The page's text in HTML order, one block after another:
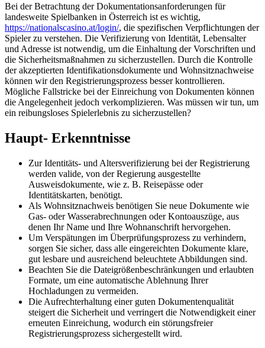
Bei der Betrachtung der Dokumentationsanforderungen für
landesweite Spielbanken in Österreich ist es wichtig,
https://nationalscasino.at/login/, die spezifischen Verpflichtungen der
Spieler zu verstehen. Die Verifizierung von Identität, Lebensalter
und Adresse ist notwendig, um die Einhaltung der Vorschriften und
die Sicherheitsmaßnahmen zu sicherzustellen. Durch die Kontrolle
der akzeptierten Identifikationsdokumente und Wohnsitznachweise
können wir den Registrierungsprozess besser kontrollieren.
Mögliche Fallstricke bei der Einreichung von Dokumenten können
die Angelegenheit jedoch verkomplizieren. Was müssen wir tun, um
ein reibungsloses Spielerlebnis zu sicherzustellen?
Haupt- Erkenntnisse
Zur Identitäts- und Altersverifizierung bei der Registrierung
werden valide, von der Regierung ausgestellte
Ausweisdokumente, wie z. B. Reisepässe oder
Identitätskarten, benötigt.
Als Wohnsitznachweis benötigen Sie neue Dokumente wie
Gas- oder Wasserabrechnungen oder Kontoauszüge, aus
denen Ihr Name und Ihre Wohnanschrift hervorgehen.
Um Verspätungen im Überprüfungsprozess zu verhindern,
sorgen Sie sicher, dass alle eingereichten Dokumente klare,
gut lesbare und ausreichend beleuchtete Abbildungen sind.
Beachten Sie die Dateigrößenbeschränkungen und erlaubten
Formate, um eine automatische Ablehnung Ihrer
Hochladungen zu vermeiden.
Die Aufrechterhaltung einer guten Dokumentenqualität
steigert die Sicherheit und verringert die Notwendigkeit einer
erneuten Einreichung, wodurch ein störungsfreier
Registrierungsprozess sichergestellt wird.